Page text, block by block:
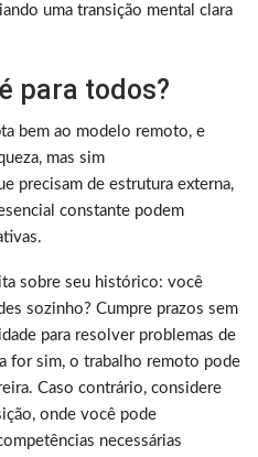
uma transição mental clara
para todos?
bem ao modelo remoto, e
mas sim
precisam de estrutura externa,
constante podem
sobre seu histórico: você
sozinho? Cumpre prazos sem
para resolver problemas de
for sim, o trabalho remoto pode
Caso contrário, considere
onde você pode
necessárias